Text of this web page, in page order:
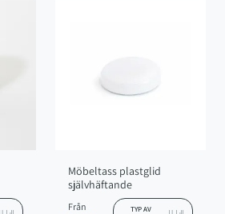
Möbeltass plastglid
självhäftande
Från
TYP AV